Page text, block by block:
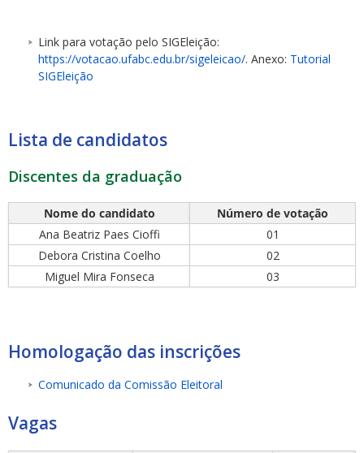
Link para votação pelo SIGEleição:
https://votacao.ufabc.edu.br/sigeleicao/. Anexo: Tutorial
SIGEleição
Lista de candidatos
Discentes da graduação
Nome do candidato
Número de votação
Ana Beatriz Paes Cioffi
01
Debora Cristina Coelho
02
Miguel Mira Fonseca
03
Homologação das inscrições
Comunicado da Comissão Eleitoral
Vagas